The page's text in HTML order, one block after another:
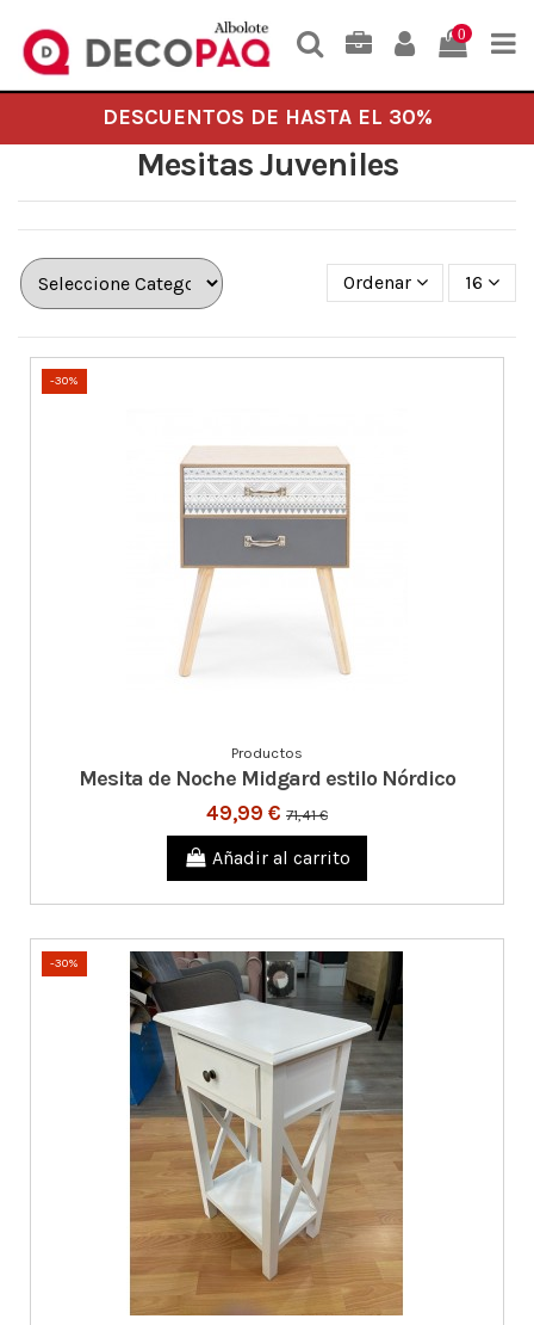
0
DESCUENTOS DE HASTA EL 30%
Mesitas Juveniles
Ordenar 16
-30%
Productos
Mesita de Noche Midgard estilo Nórdico
49,99 € 71,41 €
Añadir al carrito
-30%